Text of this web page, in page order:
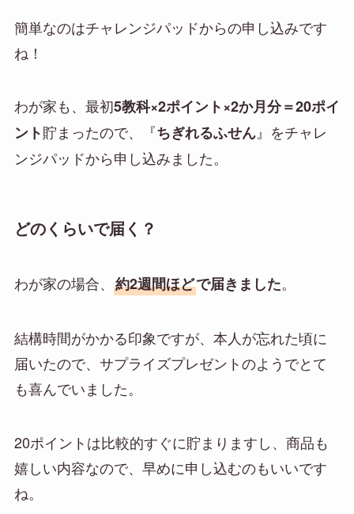
簡単なのはチャレンジパッドからの申し込みです
ね！
わが家も、最初5教科×2ポイント×2か月分＝20ポイ
ント貯まったので、『ちぎれるふせん』をチャレ
ンジパッドから申し込みました。
どのくらいで届く？
わが家の場合、 約2週間ほどで届きました。
結構時間がかかる印象ですが、本人が忘れた頃に
届いたので、サプライズプレゼントのようでとて
も喜んでいました。
20ポイントは比較的すぐに貯まりますし、商品も
嬉しい内容なので、早めに申し込むのもいいです
ね。